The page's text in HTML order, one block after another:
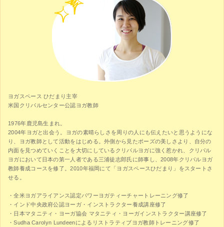
ヨガスペース ひだまり主宰
米国クリパルセンター公認ヨガ教師
1976年鹿児島生まれ。
2004年ヨガと出会う。ヨガの素晴らしさを周りの人にも伝えたいと思うようにな
り、ヨガ教師として活動をはじめる。外側から見たポーズの美しさより、自分の
内面を見つめていくことを大切にしているクリパルヨガに強く惹かれ、クリパル
ヨガにおいて日本の第一人者である三浦徒志郎氏に師事し、2008年クリパルヨガ
教師養成コースを修了。2010年福岡にて「ヨガスペースひだまり」をスタートさ
せる。
・全米ヨガアライアンス認定パワーヨガティーチャートレーニング修了
・インド中央政府公認ヨーガ・インストラクター養成講座修了
・日本マタニティ・ヨーガ協会 マタニティ・ヨーガインストラクター講座修了
・Sudha Carolyn Lundeenによるリストラティブヨガ教師トレーニング修了